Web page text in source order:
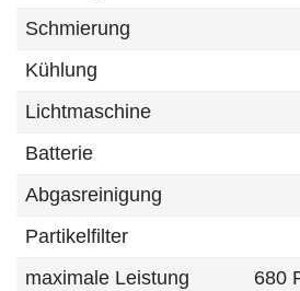
Schmierung
Kühlung
Lichtmaschine
Batterie
Abgasreinigung
Partikelfilter
maximale Leistung
680